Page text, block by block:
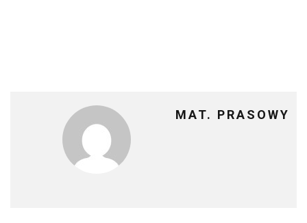
MAT. PRASOWY